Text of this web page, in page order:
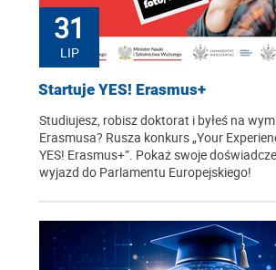
31
LIP
Startuje YES! Erasmus+
Studiujesz, robisz doktorat i byłeś na
Erasmusa? Rusza konkurs „Your
YES! Erasmus+”. Pokaż swoje
wyjazd do Parlamentu Europejskiego!